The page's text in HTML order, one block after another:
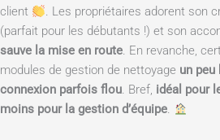
client
. Les propriétaires adorent son
(parfait pour les débutants !) et son
sauve la mise en route. En revanche,
modules de gestion de nettoyage un peu
connexion parfois flou. Bref, idéal pour
moins pour la gestion d’équipe.